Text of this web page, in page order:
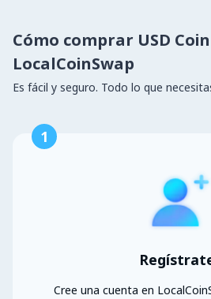
Cómo comprar USD
LocalCoinSwap
Es fácil y seguro. Todo lo que
1
Cree una cuenta en